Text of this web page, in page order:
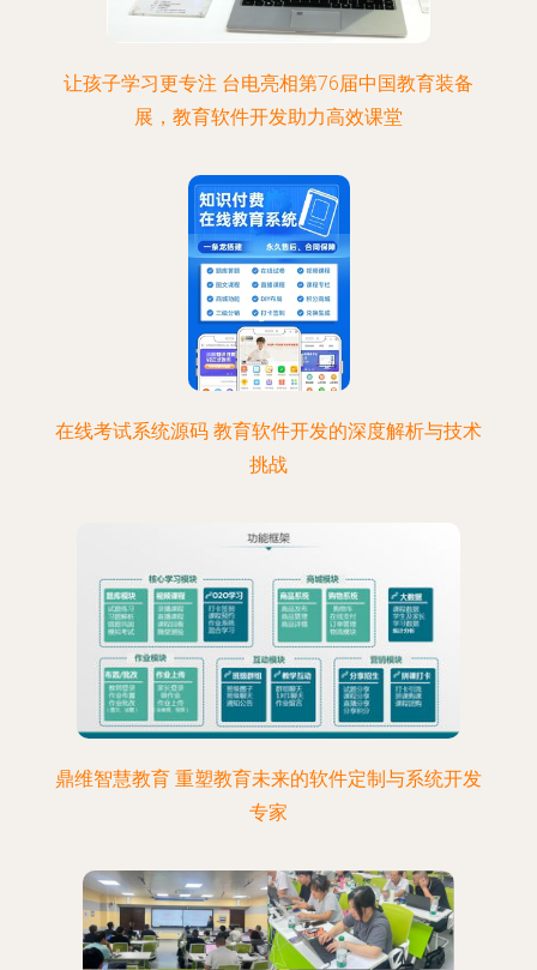
让孩子学习更专注 台电亮相第76届中国教育装备
展，教育软件开发助力高效课堂
在线考试系统源码 教育软件开发的深度解析与技术
挑战
鼎维智慧教育 重塑教育未来的软件定制与系统开发
专家